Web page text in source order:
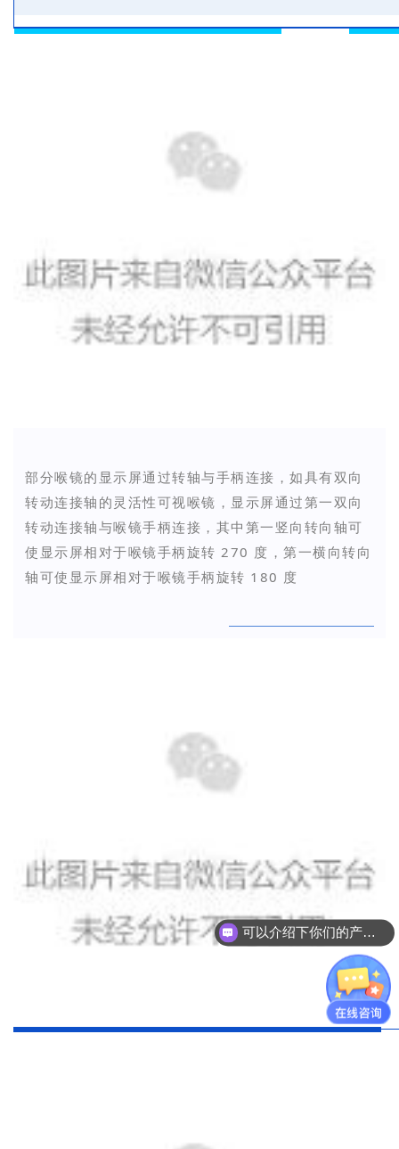
部分喉镜的显示屏通过转轴与手柄连接，如具有双向
转动连接轴的灵活性可视喉镜，显示屏通过第一双向
转动连接轴与喉镜手柄连接，其中第一竖向转向轴可
使显示屏相对于喉镜手柄旋转 270 度，第一横向转向
轴可使显示屏相对于喉镜手柄旋转 180 度
可以介绍下你们的产品么？